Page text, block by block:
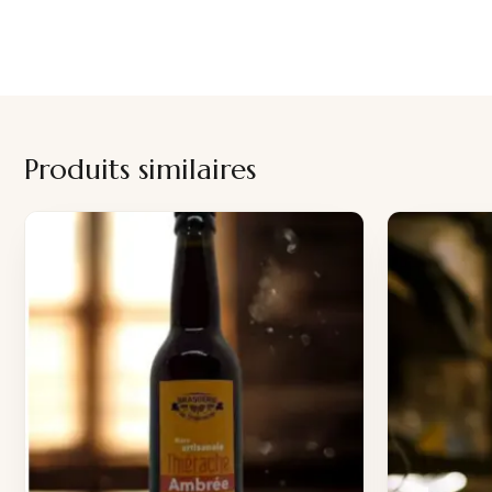
Produits similaires